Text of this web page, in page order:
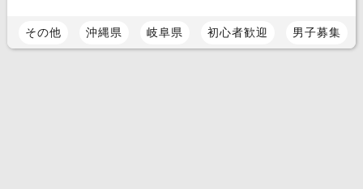
その他 沖縄県 岐阜県 初心者歓迎 男子募集